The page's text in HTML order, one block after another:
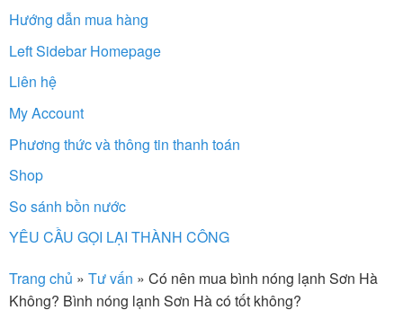
Hướng dẫn mua hàng
Left Sidebar Homepage
Liên hệ
My Account
Phương thức và thông tin thanh toán
Shop
So sánh bồn nước
YÊU CẦU GỌI LẠI THÀNH CÔNG
Trang chủ » Tư vấn » Có nên mua bình nóng lạnh Sơn Hà
Không? Bình nóng lạnh Sơn Hà có tốt không?